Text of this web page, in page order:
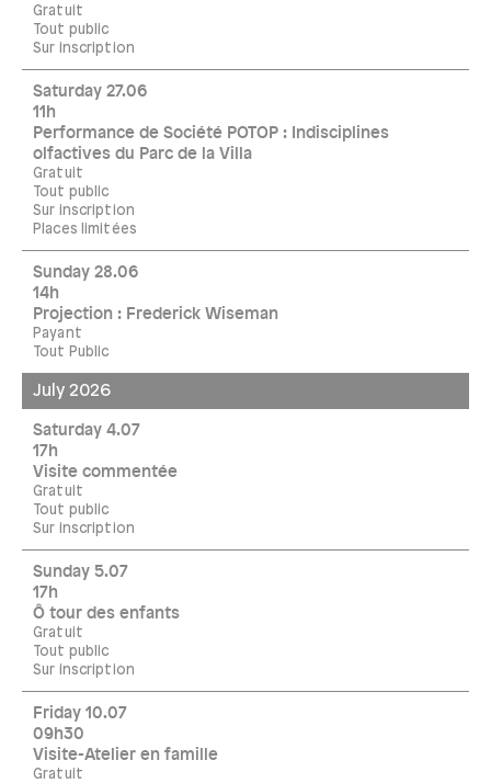
Gratuit
Tout public
Sur inscription
Saturday 27.06
11h
Performance de Société POTOP : Indisciplines
olfactives du Parc de la Villa
Gratuit
Tout public
Sur inscription
Places limitées
Sunday 28.06
14h
Projection : Frederick Wiseman
Payant
Tout Public
July 2026
Saturday 4.07
17h
Visite commentée
Gratuit
Tout public
Sur inscription
Sunday 5.07
17h
Ô tour des enfants
Gratuit
Tout public
Sur inscription
Friday 10.07
09h30
Visite-Atelier en famille
Gratuit